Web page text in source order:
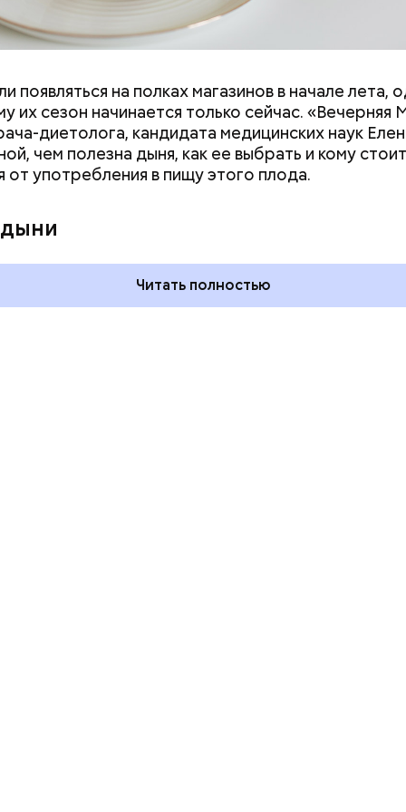
день
какие
в России
отмечают в России и мире 5
августа
появляться на полках магазинов в начале лета,
их сезон начинается только сейчас. «Вечерняя
диетолога, кандидата медицинских наук
чем полезна дыня, как ее выбрать и кому стоит
от употребления в пищу этого плода.
Читать полностью